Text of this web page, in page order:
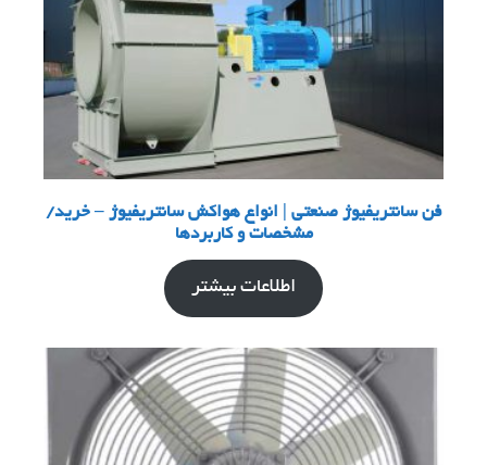
فن سانتریفیوژ صنعتی | انواع هواکش سانتریفیوژ – خرید/
مشخصات و کاربردها
اطلاعات بیشتر